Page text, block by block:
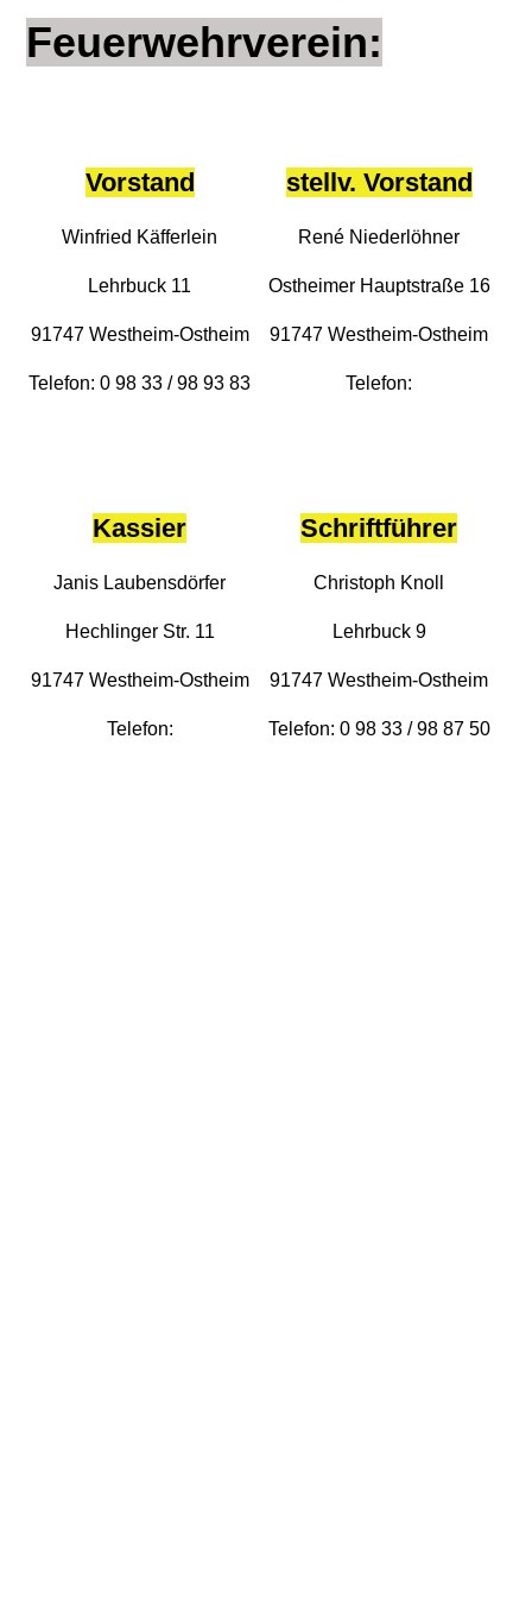
Feuerwehrverein:
Vorstand
Winfried Käfferlein
Lehrbuck 11
91747 Westheim-Ostheim
Telefon: 0 98 33 / 98 93 83
stellv. Vorstand
René Niederlöhner
Ostheimer Hauptstraße 16
91747 Westheim-Ostheim
Telefon:
Kassier
Janis Laubensdörfer
Hechlinger Str. 11
91747 Westheim-Ostheim
Telefon:
Schriftführer
Christoph Knoll
Lehrbuck 9
91747 Westheim-Ostheim
Telefon: 0 98 33 / 98 87 50